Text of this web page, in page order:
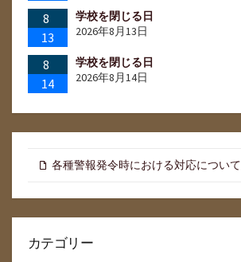
8
13
学校を閉じる日
2026年8月13日
8
14
学校を閉じる日
2026年8月14日
各種警報発令時における対応について
カテゴリー